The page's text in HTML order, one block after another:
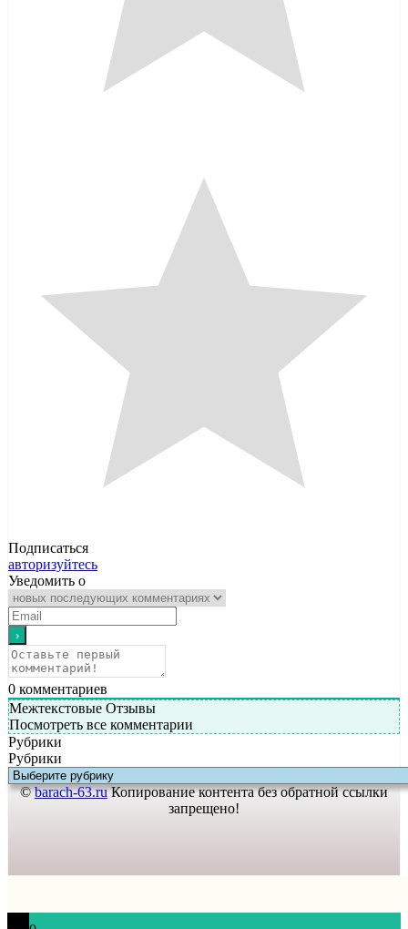
Подписаться
авторизуйтесь
Уведомить о
0 комментариев
Межтекстовые Отзывы
Посмотреть все комментарии
Рубрики
Рубрики
©barach-63.ruКопирование контента без обратной ссылки
запрещено!